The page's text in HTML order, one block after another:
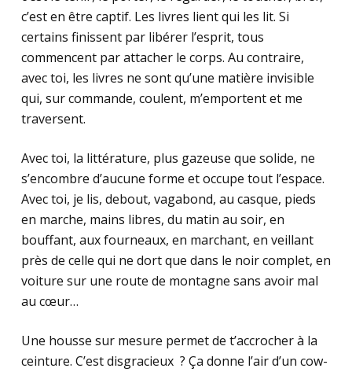
c’est en être captif. Les livres lient qui les lit. Si
certains finissent par libérer l’esprit, tous
commencent par attacher le corps. Au contraire,
avec toi, les livres ne sont qu’une matière invisible
qui, sur commande, coulent, m’emportent et me
traversent.
Avec toi, la littérature, plus gazeuse que solide, ne
s’encombre d’aucune forme et occupe tout l’espace.
Avec toi, je lis, debout, vagabond, au casque, pieds
en marche, mains libres, du matin au soir, en
bouffant, aux fourneaux, en marchant, en veillant
près de celle qui ne dort que dans le noir complet, en
voiture sur une route de montagne sans avoir mal
au cœur…
Une housse sur mesure permet de t’accrocher à la
ceinture. C’est disgracieux ? Ça donne l’air d’un cow-